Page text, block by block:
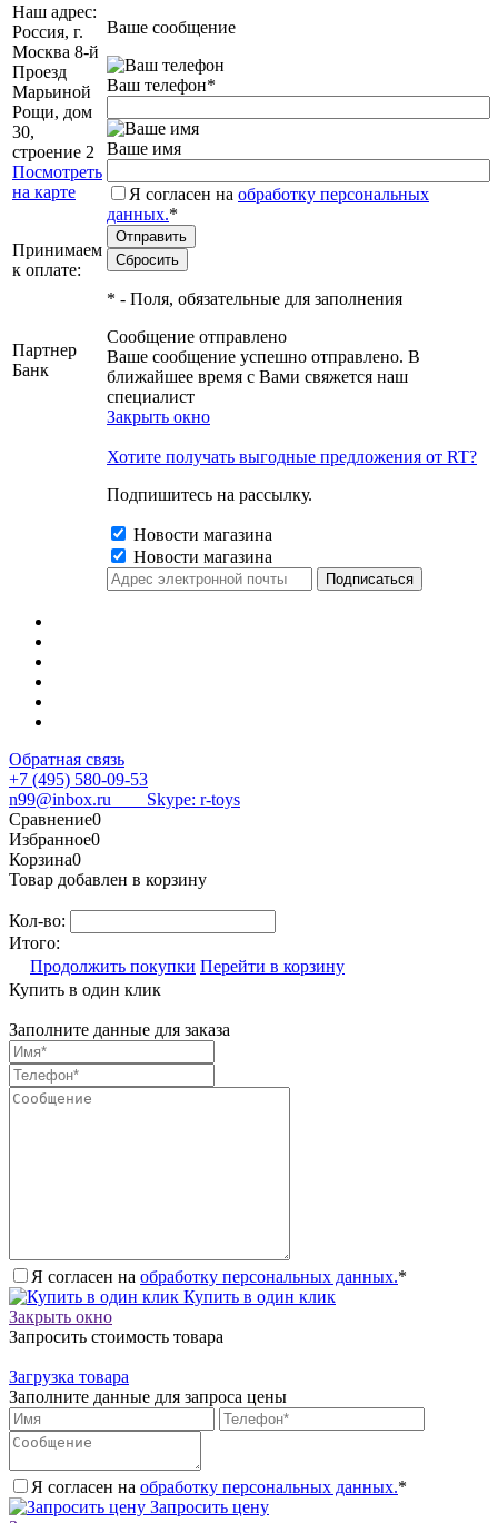
Наш адрес:
Россия, г.
Москва 8-й
Проезд
Марьиной
Рощи, дом
30,
строение 2
Посмотреть
на карте
Принимаем
к оплате:
Партнер
Банк
Ваше сообщение
Ваш телефон*
Ваше имя
Я согласен на обработку персональных
данных.*
* - Поля, обязательные для заполнения
Сообщение отправлено
Ваше сообщение успешно отправлено. В
ближайшее время с Вами свяжется наш
специалист
Закрыть окно
Хотите получать выгодные предложения от RT?
Подпишитесь на рассылку.
Новости магазина
Новости магазина
Обратная связь
+7 (495) 580-09-53
n99@inbox.ru Skype: r-toys
Сравнение0
Избранное0
Корзина0
Товар добавлен в корзину
Кол-во:
Итого:
Продолжить покупки Перейти в корзину
Купить в один клик
Заполните данные для заказа
Я согласен на обработку персональных данных.*
Купить в один клик
Закрыть окно
Запросить стоимость товара
Загрузка товара
Заполните данные для запроса цены
Я согласен на обработку персональных данных.*
Запросить цену